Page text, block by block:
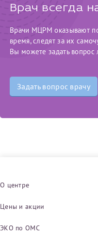
Врач всегда
Врачи МЦРМ оказывают
время, следят за их
Вы можете задать
Задать вопрос врачу
О центре
Цены и акции
ЭКО по ОМС